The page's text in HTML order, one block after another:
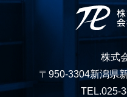
株式
〒950-3304新潟県
TEL.025-